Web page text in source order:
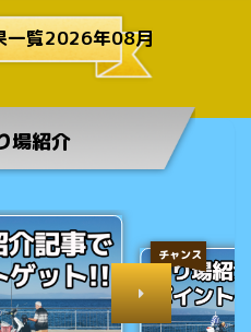
一覧2026年08月
場紹介
チャンス